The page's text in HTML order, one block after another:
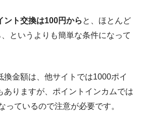
ント交換は100円から と、ほとんど
というよりも簡単な条件になって
換金額は、他サイトでは1000ポイ
ありますが、ポイントインカムでは
っているので注意が必要です。